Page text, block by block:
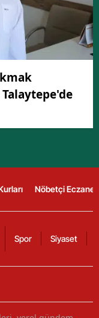
Nöbetçi
Spor Siyaset